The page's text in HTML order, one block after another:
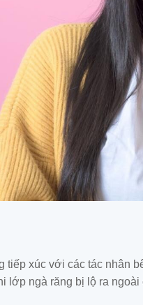
tiếp xúc với các tác nhân
lớp ngà răng bị lộ ra